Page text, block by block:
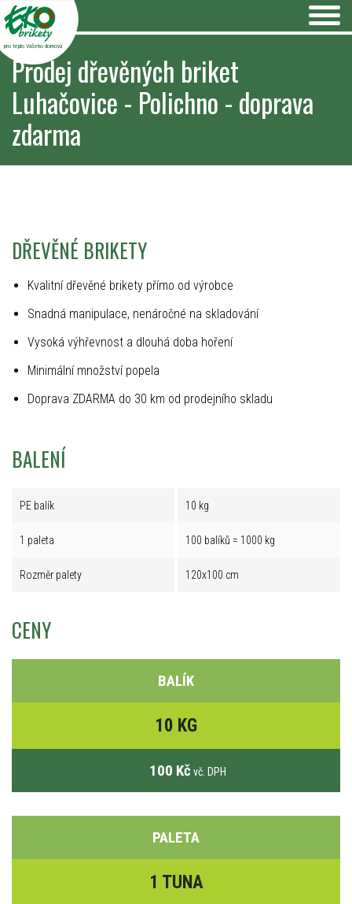
pro teplo Vašeho domova
Prodej dřevěných briket
Luhačovice - Polichno - doprava
zdarma
DŘEVĚNÉ BRIKETY
Kvalitní dřevěné brikety přímo od výrobce
Snadná manipulace, nenáročné na skladování
Vysoká výhřevnost a dlouhá doba hoření
Minimální množství popela
Doprava ZDARMA do 30 km od prodejního skladu
BALENÍ
PE balík 10 kg
1 paleta 100 balíků = 1000 kg
Rozměr palety 120x100 cm
CENY
BALÍK
10 KG
100 Kč vč. DPH
PALETA
1 TUNA